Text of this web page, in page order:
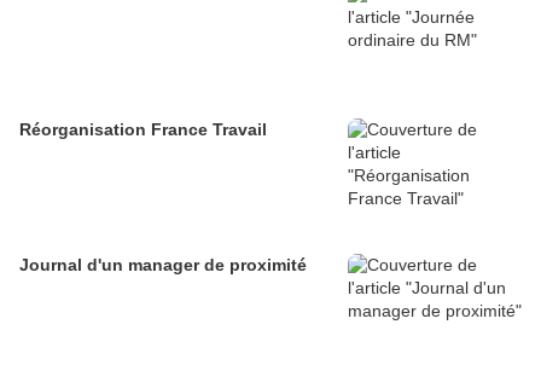
Réorganisation France Travail
Journal d'un manager de proximité